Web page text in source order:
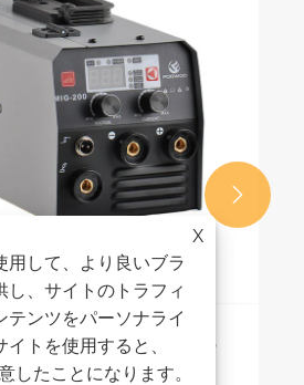
は現代の金属製造をどの
すか?

X
して、より良いブラ
し、サイトのトラフィ
テンツをパーソナライ
トを使用すると、
したことになります。